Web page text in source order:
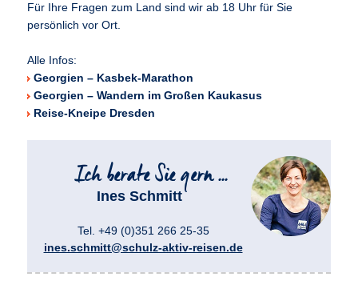
Für Ihre Fragen zum Land sind wir ab 18 Uhr für Sie
persönlich vor Ort.
Alle Infos:
Georgien – Kasbek-Marathon
Georgien – Wandern im Großen Kaukasus
Reise-Kneipe Dresden
Ines Schmitt
Tel. +49 (0)351 266 25-35
ines.schmitt@schulz-aktiv-reisen.de